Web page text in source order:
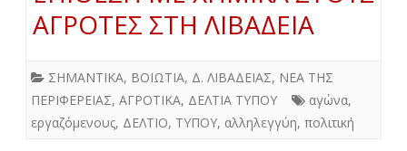
ΑΓΡΟΤΕΣ ΣΤΗ ΛΙΒΑΔΕΙΑ
ΣΗΜΑΝΤΙΚΑ, ΒΟΙΩΤΙΑ, Δ. ΛΙΒΑΔΕΙΑΣ, ΝΕΑ ΤΗΣ
ΠΕΡΙΦΕΡΕΙΑΣ, ΑΓΡΟΤΙΚΑ, ΔΕΛΤΙΑ ΤΥΠΟΥ αγώνα,
εργαζόμενους, ΔΕΛΤΙΟ, ΤΥΠΟΥ, αλληλεγγύη, πολιτική